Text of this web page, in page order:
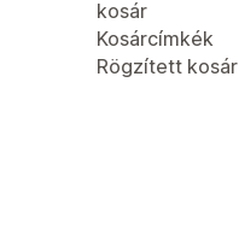
kosár
Kosárcímkék
Rögzített kosár